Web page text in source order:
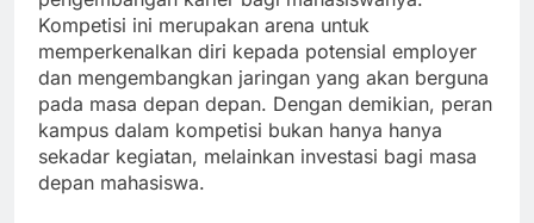
Kompetisi ini merupakan arena untuk
memperkenalkan diri kepada potensial employer
dan mengembangkan jaringan yang akan berguna
pada masa depan depan. Dengan demikian, peran
kampus dalam kompetisi bukan hanya hanya
sekadar kegiatan, melainkan investasi bagi masa
depan mahasiswa.